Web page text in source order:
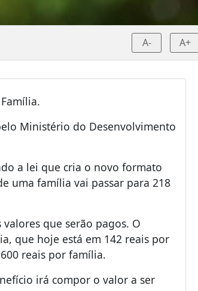
A- A+
Ministério do Desenvolvimento
a lei que cria o novo formato
uma família vai passar para 218
que serão pagos. O
que hoje está em 142 reais por
reais por família.
irá compor o valor a ser